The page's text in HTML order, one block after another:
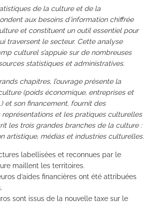
de la culture et de la
aux besoins d’information chiffrée
et constituent un outil essentiel pour
traversent le secteur. Cette analyse
culturel s’appuie sur de nombreuses
statistiques et administratives.
chapitres, l’ouvrage présente la
(poids économique, entreprises et
et son financement, fournit des
représentations et les pratiques culturelles
les trois grandes branches de la culture :
artistique, médias et industries culturelles.
labellisées et reconnues par le
maillent les territoires.
d’aides financières ont été attribuées
sont issus de la nouvelle taxe sur le